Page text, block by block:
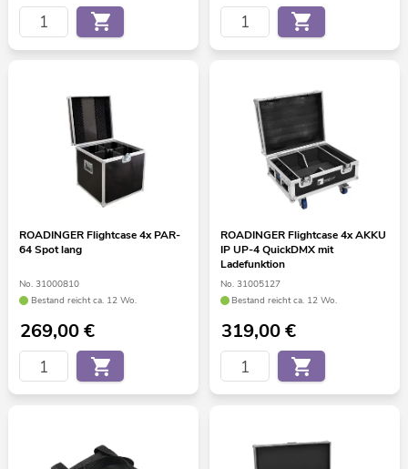
ROADINGER Flightcase 4x PAR-
64 Spot lang
No. 31000810
Bestand reicht ca. 12 Wo.
269,00€
ROADINGER Flightcase 4x AKKU
IP UP-4 QuickDMX mit
Ladefunktion
No. 31005127
Bestand reicht ca. 12 Wo.
319,00€